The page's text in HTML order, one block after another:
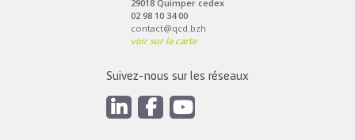
29018 Quimper cedex
02 98 10 34 00
contact@qcd.bzh
voir sur la carte
Suivez-nous sur les réseaux